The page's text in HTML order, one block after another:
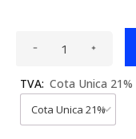
TVA: Cota Unica 21%